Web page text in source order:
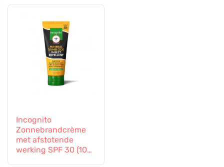
Incognito
Zonnebrandcrème
met afstotende
werking SPF 30 (100